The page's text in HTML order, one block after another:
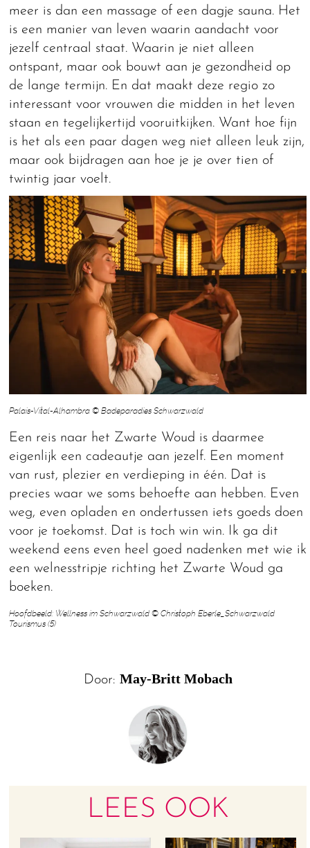
meer is dan een massage of een dagje sauna. Het
is een manier van leven waarin aandacht voor
jezelf centraal staat. Waarin je niet alleen
ontspant, maar ook bouwt aan je gezondheid op
de lange termijn. En dat maakt deze regio zo
interessant voor vrouwen die midden in het leven
staan en tegelijkertijd vooruitkijken. Want hoe fijn
is het als een paar dagen weg niet alleen leuk zijn,
maar ook bijdragen aan hoe je je over tien of
twintig jaar voelt.
Palais-Vital-Alhambra © Badeparadies Schwarzwald
Een reis naar het Zwarte Woud is daarmee
eigenlijk een cadeautje aan jezelf. Een moment
van rust, plezier en verdieping in één. Dat is
precies waar we soms behoefte aan hebben. Even
weg, even opladen en ondertussen iets goeds doen
voor je toekomst. Dat is toch win win. Ik ga dit
weekend eens even heel goed nadenken met wie ik
een welnesstripje richting het Zwarte Woud ga
boeken.
Hoofdbeeld: Wellness im Schwarzwald © Christoph Eberle_Schwarzwald
Tourismus (5)
Door: May-Britt Mobach
LEES OOK